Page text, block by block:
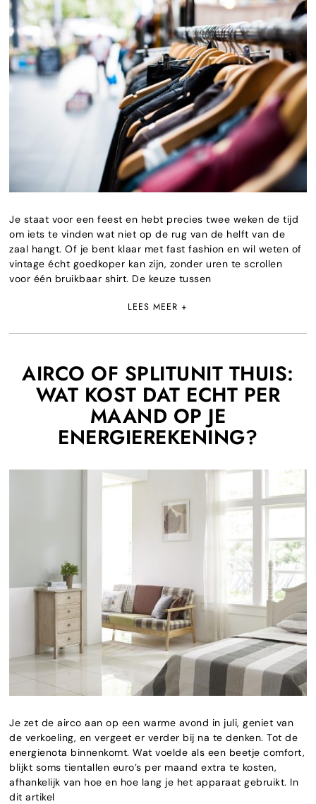
Je staat voor een feest en hebt precies twee weken de tijd
om iets te vinden wat niet op de rug van de helft van de
zaal hangt. Of je bent klaar met fast fashion en wil weten of
vintage écht goedkoper kan zijn, zonder uren te scrollen
voor één bruikbaar shirt. De keuze tussen
LEES MEER +
AIRCO OF SPLITUNIT THUIS:
WAT KOST DAT ECHT PER
MAAND OP JE
ENERGIEREKENING?
Je zet de airco aan op een warme avond in juli, geniet van
de verkoeling, en vergeet er verder bij na te denken. Tot de
energienota binnenkomt. Wat voelde als een beetje comfort,
blijkt soms tientallen euro’s per maand extra te kosten,
afhankelijk van hoe en hoe lang je het apparaat gebruikt. In
dit artikel